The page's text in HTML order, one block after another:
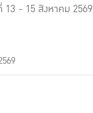
13 - 15 สิงหาคม 2569